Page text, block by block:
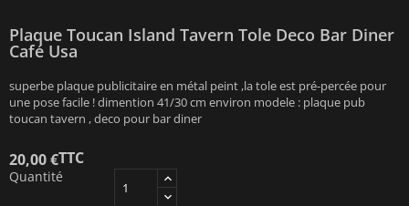
Plaque Toucan Island Tavern Tole Deco Bar Diner
Café Usa
superbe plaque publicitaire en métal peint ,la tole est pré-percée pour
une pose facile ! dimention 41/30 cm environ modele : plaque pub
toucan tavern , deco pour bar diner
20,00 €TTC
Quantité